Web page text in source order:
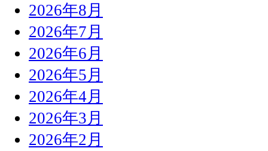
2026年8月
2026年7月
2026年6月
2026年5月
2026年4月
2026年3月
2026年2月